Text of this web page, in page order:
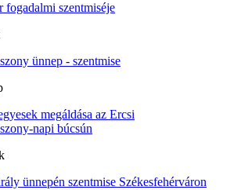
fogadalmi szentmiséje
ünnep - szentmise
megáldása az Ercsi
napi búcsún
ünnepén szentmise Székesfehérváron